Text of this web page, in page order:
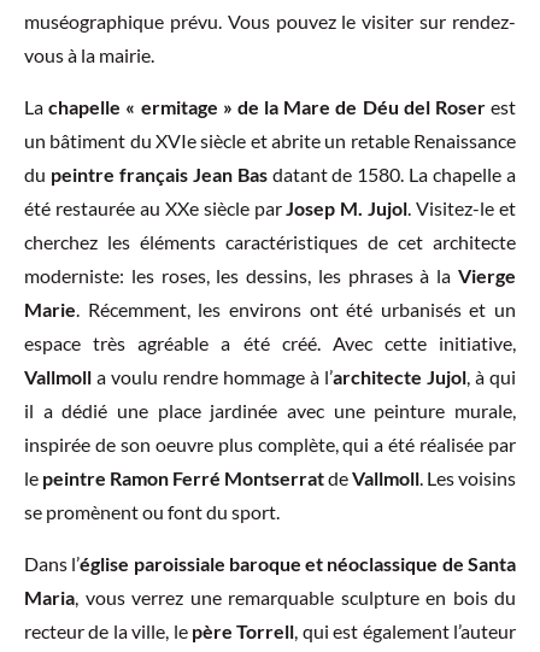
muséographique prévu. Vous pouvez le visiter sur rendez-
vous à la mairie.
Lachapelle « ermitage » de la Mare de Déu del Roserest
un bâtiment du XVIe siècle et abrite un retable Renaissance
du peintre français Jean Basdatant de 1580. La chapelle a
été restaurée au XXe siècle parJosep M. Jujol. Visitez-le et
cherchez les éléments caractéristiques de cet architecte
moderniste: les roses, les dessins, les phrases à la Vierge
Marie. Récemment, les environs ont été urbanisés et un
espace très agréable a été créé. Avec cette initiative,
Vallmoll a voulu rendre hommage à l’architecte Jujol, à qui
il a dédié une place jardinée avec une peinture murale,
inspirée de son oeuvre plus complète, qui a été réalisée par
le peintre Ramon Ferré MontserratdeVallmoll. Les voisins
se promènent ou font du sport.
Dans l’église paroissiale baroque et néoclassique de Santa
Maria, vous verrez une remarquable sculpture en bois du
recteur de la ville, le père Torrell, qui est également l’auteur